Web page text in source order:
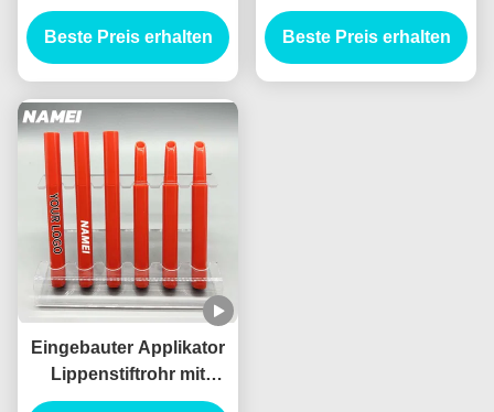
mit Bleistiftform und
schmutzsichere
Technologie Leere
Beste Preis erhalten
eingebauten Applikator
Beste Preis erhalten
Eingebauter Applikator
Lippenstiftrohr mit
Standardkapazität